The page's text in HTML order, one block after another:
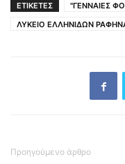
ΕΤΙΚΕΤΕΣ "ΓΕΝΝΑΙΕΣ
ΛΥΚΕΙΟ ΕΛΛΗΝΙΔΩΝ
Προηγούμενο άρθρο